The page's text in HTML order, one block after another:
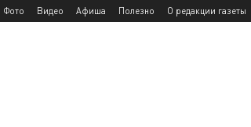
Фото Видео Афиша Полезно О редакции газеты